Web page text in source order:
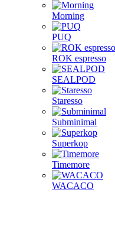
Morning
PUQ
ROK espresso
SEALPOD
Staresso
Subminimal
Superkop
Timemore
WACACO